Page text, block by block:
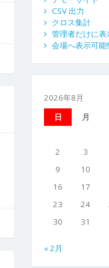
CSV 出力
クロス集計
管理者だけに
会場へ表示可能
2026年8月
日
月
2
3
9
10
16
17
23
24
30
31
« 2月